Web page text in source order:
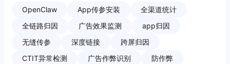
OpenClaw App传参安装
全渠道统计
全链路归因
广告效果监测
app归因
无缝传参
深度链接
跨屏归因
CTIT异常检测
广告作弊识别
防作弊